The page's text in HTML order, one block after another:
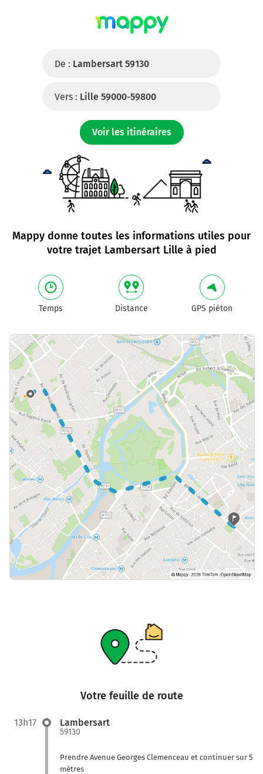
De : Lambersart 59130
Vers : Lille 59000-59800
Voir les itinéraires
Mappy donne toutes les informations utiles pour
votre trajet Lambersart Lille à pied
Temps Distance GPS piéton
Votre feuille de route
13h17 Lambersart
59130
Prendre Avenue Georges Clemenceau et continuer sur 5
mètres